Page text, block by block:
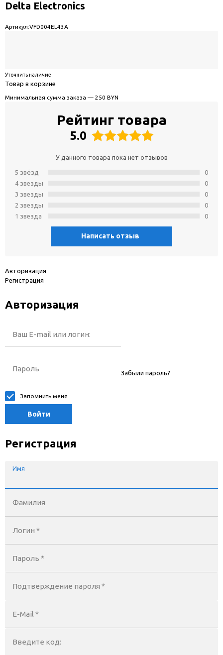
Delta Electronics
Артикул:VFD004EL43A
Уточнить наличие
Товар в корзине
Минимальная сумма заказа — 250 BYN
Рейтинг товара
5.0
У данного товара пока нет отзывов
5 звёзд
4 звeзды
3 звeзды
2 звeзды
1 звeзда
0
0
0
0
0
Написать отзыв
Авторизация
Регистрация
Авторизация
Ваш E-mail или логин:
Пароль Забыли пароль?
Запомнить меня
Войти
Регистрация
Имя
Фамилия
Логин *
Пароль *
Подтверждение пароля *
E-Mail *
Введите код: